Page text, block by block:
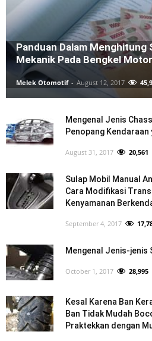
Panduan Dalam Menghitung
Mekanik Pada Bengkel Motor
Melek Otomotif - August 12, 2017
Mengenal Jenis
Penopang Kendaraan
August 31, 2017 20,561
Sulap Mobil Manual
Cara Modifikasi
Kenyamanan
September 4, 2017
Mengenal Jenis-jenis
October 1, 2017 28,995
Kesal Karena Ban
Ban Tidak Mudah
Praktekkan dengan